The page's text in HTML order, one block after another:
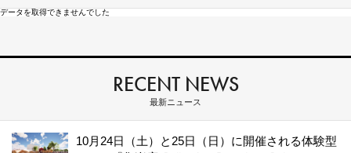
データを取得できませんでした
RECENT NEWS
最新ニュース
10月24日（土）と25日（日）に開催される体験型